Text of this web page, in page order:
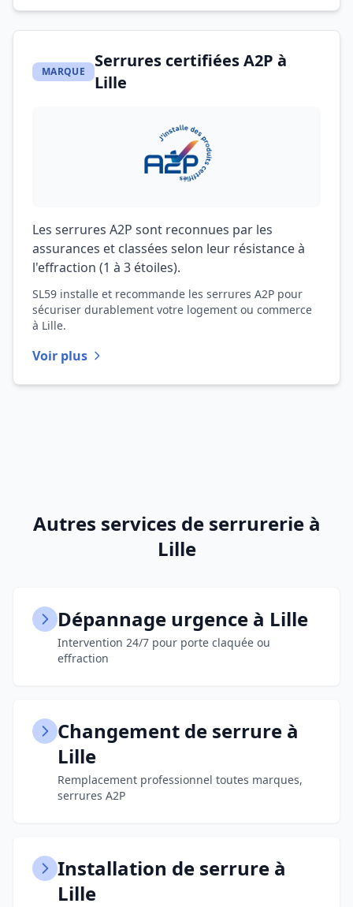
MARQUE
Serrures certifiées A2P à
Lille
Les serrures A2P sont reconnues par les
assurances et classées selon leur résistance à
l'effraction (1 à 3 étoiles).
SL59 installe et recommande les serrures A2P pour
sécuriser durablement votre logement ou commerce
à Lille.
Voir plus
Autres services de serrurerie à
Lille
Dépannage urgence à Lille
Intervention 24/7 pour porte claquée ou
effraction
Changement de serrure à
Lille
Remplacement professionnel toutes marques,
serrures A2P
Installation de serrure à
Lille